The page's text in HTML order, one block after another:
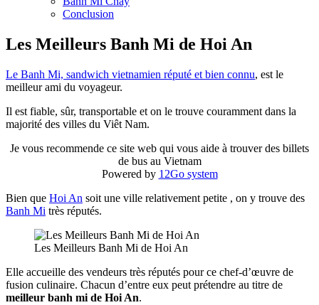
Conclusion
Les Meilleurs Banh Mi de Hoi An
Le Banh Mi, sandwich vietnamien réputé et bien connu, est le
meilleur ami du voyageur.
Il est fiable, sûr, transportable et on le trouve couramment dans la
majorité des villes du Viêt Nam.
Je vous recommende ce site web qui vous aide à trouver des billets
de bus au Vietnam
Powered by 12Go system
Bien que Hoi An soit une ville relativement petite , on y trouve des
Banh Mi très réputés.
Les Meilleurs Banh Mi de Hoi An
Elle accueille des vendeurs très réputés pour ce chef-d’œuvre de
fusion culinaire. Chacun d’entre eux peut prétendre au titre de
meilleur banh mi de Hoi An.